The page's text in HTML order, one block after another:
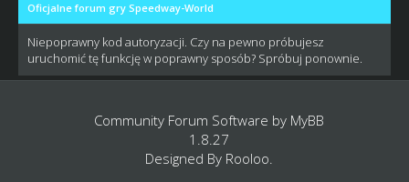
Oficjalne forum gry Speedway-World
Niepoprawny kod autoryzacji. Czy na pewno próbujesz
uruchomić tę funkcję w poprawny sposób? Spróbuj ponownie.
Community Forum Software by MyBB
1.8.27
Designed By Rooloo.